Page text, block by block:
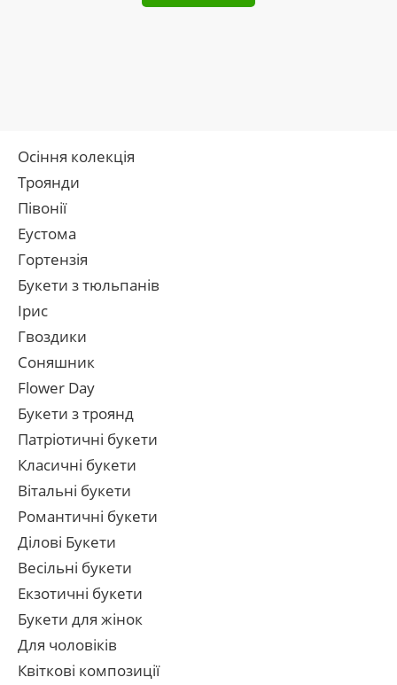
Осіння колекція
Троянди
Півонії
Еустома
Гортензія
Букети з тюльпанів
Ірис
Гвоздики
Соняшник
Flower Day
Букети з троянд
Патріотичні букети
Класичні букети
Вітальні букети
Романтичні букети
Ділові Букети
Весільні букети
Екзотичні букети
Букети для жінок
Для чоловіків
Квіткові композиції